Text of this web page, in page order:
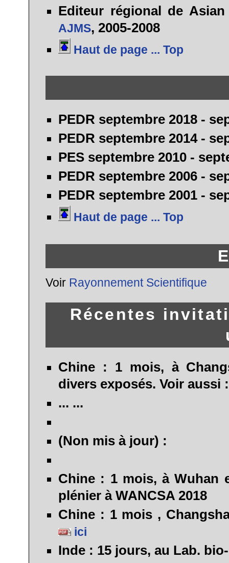
Editeur régional de
AJMS, 2005-2008
Haut de page ... Top
PEDR septembre 2018 -
PEDR septembre 2014 -
PES septembre 2010 -
PEDR septembre 2006 -
PEDR septembre 2001 -
Haut de page ... Top
Voir Rayonnement Scientifique
Récentes
Chine : 1 mois, à
divers exposés. Voir aussi
... ...
(Non mis à jour) :
Chine : 1 mois, à Wuhan
plénier à WANCSA 2018
Chine : 1 mois ,
ici
Inde : 15 jours, au Lab.